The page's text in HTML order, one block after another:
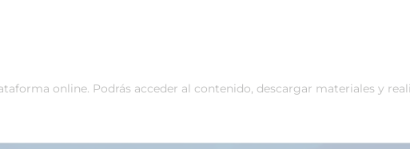
online. Podrás acceder al contenido, descargar materiales y